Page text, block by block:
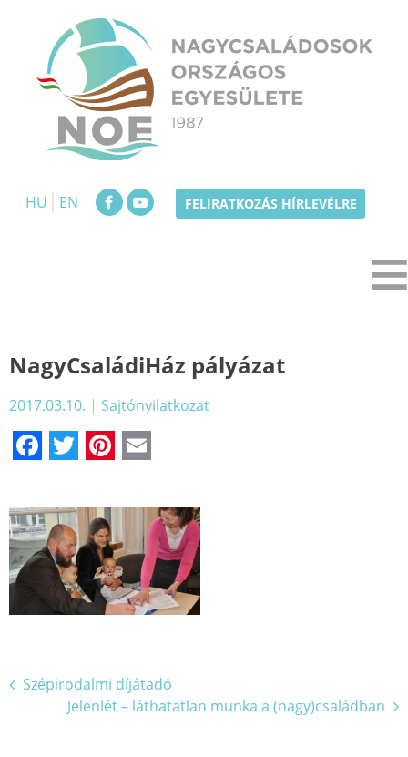
content
HU
EN FELIRATKOZÁS HÍRLEVÉLRE
NagyCsaládiHáz pályázat
2017.03.10. | Sajtónyilatkozat
Facebook
TwitterPinterest
Bejegyzés
navigáció
Szépirodalmi díjátadó
Jelenlét – láthatatlan munka a (nagy)családban